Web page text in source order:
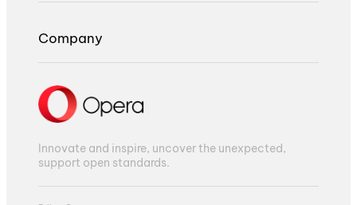
Company
Innovate and inspire, uncover the unexpected,
support open standards.